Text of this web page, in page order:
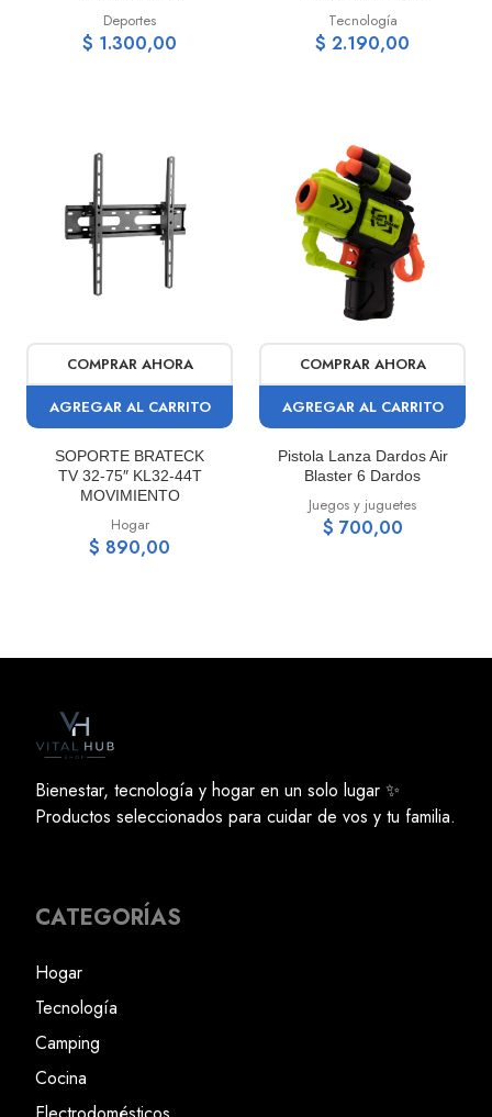
Deportes
$ 1.300,00
Tecnología
$ 2.190,00
COMPRAR AHORA
AGREGAR AL CARRITO
SOPORTE BRATECK
TV 32-75″ KL32-44T
MOVIMIENTO
Hogar
$ 890,00
COMPRAR AHORA
AGREGAR AL CARRITO
Pistola Lanza Dardos Air
Blaster 6 Dardos
Juegos y juguetes
$ 700,00
Bienestar, tecnología y hogar en un solo lugar ✨
Productos seleccionados para cuidar de vos y tu familia.
CATEGORÍAS
Hogar
Tecnología
Camping
Cocina